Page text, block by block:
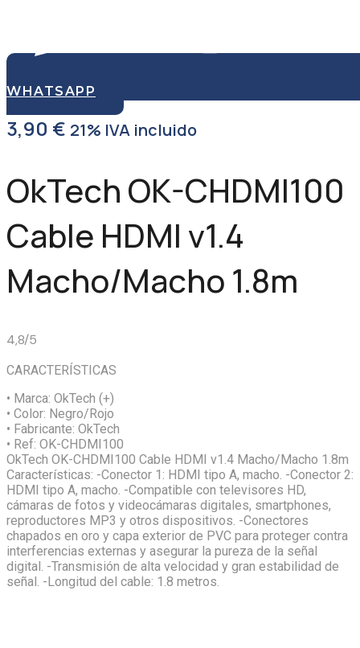
WHATSAPP
3,90 € 21% IVA incluido
OkTech OK-CHDMI100
Cable HDMI v1.4
Macho/Macho 1.8m
4,8/5
CARACTERÍSTICAS
• Marca: OkTech (+)
• Color: Negro/Rojo
• Fabricante: OkTech
• Ref: OK-CHDMI100
OkTech OK-CHDMI100 Cable HDMI v1.4 Macho/Macho 1.8m
Características: -Conector 1: HDMI tipo A, macho. -Conector 2:
HDMI tipo A, macho. -Compatible con televisores HD,
cámaras de fotos y videocámaras digitales, smartphones,
reproductores MP3 y otros dispositivos. -Conectores
chapados en oro y capa exterior de PVC para proteger contra
interferencias externas y asegurar la pureza de la señal
digital. -Transmisión de alta velocidad y gran estabilidad de
señal. -Longitud del cable: 1.8 metros.